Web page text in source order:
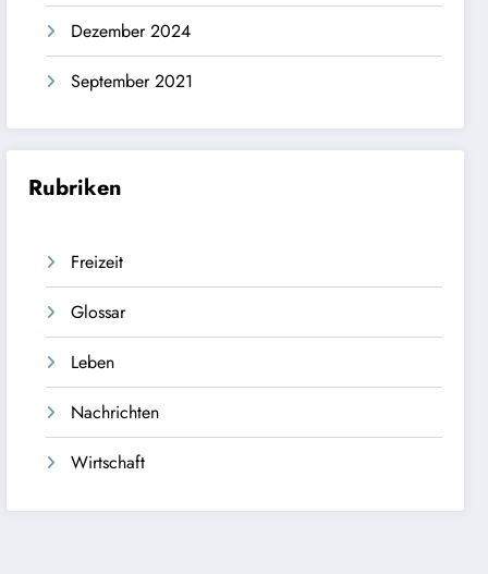
Dezember 2024
September 2021
Rubriken
Freizeit
Glossar
Leben
Nachrichten
Wirtschaft